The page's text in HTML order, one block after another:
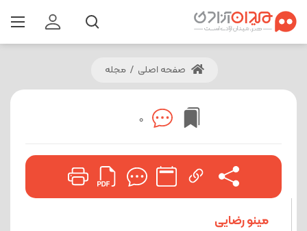
صفحه اصلی / مجله
0
مینو رضایی